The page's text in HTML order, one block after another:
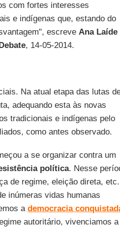
com fortes interesses
e indígenas que, estando do
escreve Ana Laíde
, 14-05-2014.
Na atual etapa das lutas
adequando esta às novas
tradicionais e indígenas pelo
como antes observado.
a se organizar contra um
política. Nesse
de regime, eleição direta,
inúmeras vidas humanas
a democracia
autoritário, vivenciamos a